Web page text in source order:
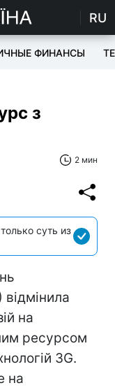
RU
ФИНАНСЫ
з
2 мин
суть из
на
ресурсом
3G.
на